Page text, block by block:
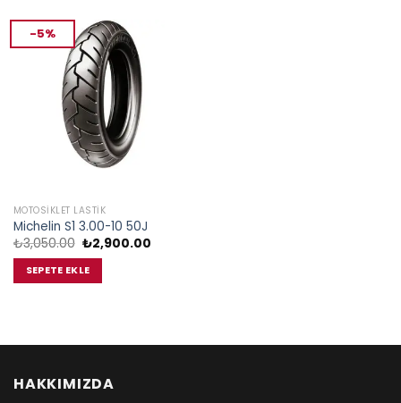
-5%
MOTOSIKLET LASTIK
Michelin S1 3.00-10 50J
₺3,050.00 Orijinal
fiyat:
₺3,050.00.
₺2,900.00Şu
SEPETE EKLE
HAKKIMIZDA